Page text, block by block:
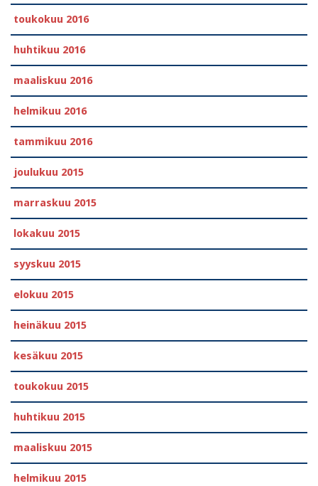
toukokuu 2016
huhtikuu 2016
maaliskuu 2016
helmikuu 2016
tammikuu 2016
joulukuu 2015
marraskuu 2015
lokakuu 2015
syyskuu 2015
elokuu 2015
heinäkuu 2015
kesäkuu 2015
toukokuu 2015
huhtikuu 2015
maaliskuu 2015
helmikuu 2015